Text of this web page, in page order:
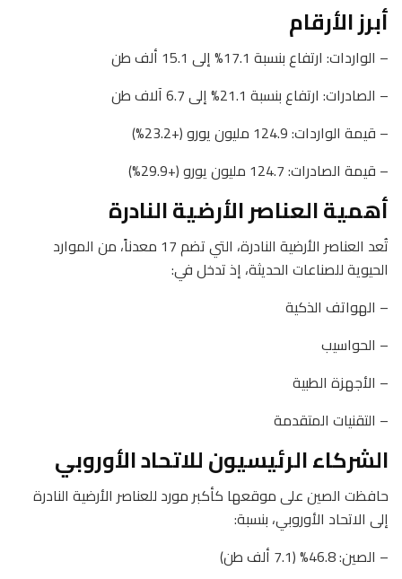
أبرز الأرقام
– الواردات: ارتفاع بنسبة 17.1% إلى 15.1 ألف طن
– الصادرات: ارتفاع بنسبة 21.1% إلى 6.7 آلاف طن
– قيمة الواردات: 124.9 مليون يورو (+23.2%)
– قيمة الصادرات: 124.7 مليون يورو (+29.9%)
أهمية العناصر الأرضية النادرة
تُعد العناصر الأرضية النادرة، التي تضم 17 معدناً، من الموارد
الحيوية للصناعات الحديثة، إذ تدخل في:
– الهواتف الذكية
– الحواسيب
– الأجهزة الطبية
– التقنيات المتقدمة
الشركاء الرئيسيون للاتحاد الأوروبي
حافظت الصين على موقعها كأكبر مورد للعناصر الأرضية النادرة
إلى الاتحاد الأوروبي، بنسبة:
– الصين: 46.8% (7.1 ألف طن)